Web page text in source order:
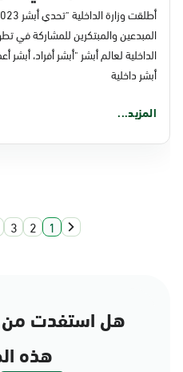
الوزارة
المبدعين والمبتكرين للمشاركة في
الداخلية لعالم أبشر "أبشر أفراد، أبشر
أبشر داخلية
المزيد...
1
2
3
هل استفدت من
هذه